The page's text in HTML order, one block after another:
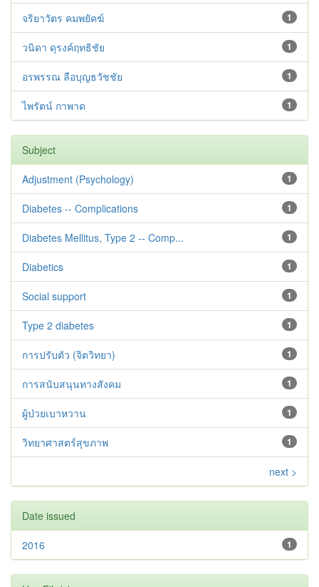
1
จริยาวัตร คมพยัคฆ์
1
วนิดา ดุรงค์ฤทธิชัย
1
อรพรรณ ลือบุญธวัชชัย
1
ไพรัตน์ กาพาด
Subject
1
Adjustment ‪(Psychology)
1
Diabetes -- Complications
1
Diabetes Mellitus, Type 2 -- Comp...
1
Diabetics
1
Social support
1
Type 2 diabetes‬‬‬‬‬‬
1
การปรับตัว (จิตวิทยา)
1
การสนับสนุนทางสังคม
1
ผู้ป่วยเบาหวาน
1
วิทยาศาสตร์สุขภาพ
next >
Date issued
1
2016